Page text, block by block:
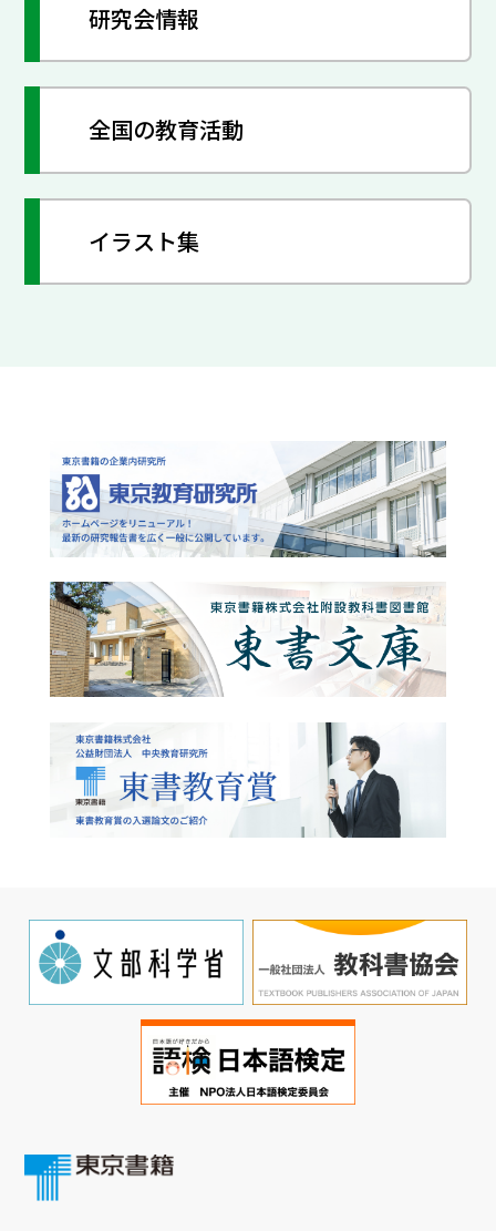
研究会情報
全国の教育活動
イラスト集